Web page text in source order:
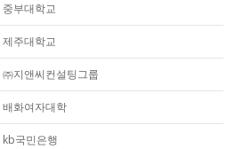
중부대학교
제주대학교
㈜지앤씨컨설팅그룹
배화여자대학
kb국민은행